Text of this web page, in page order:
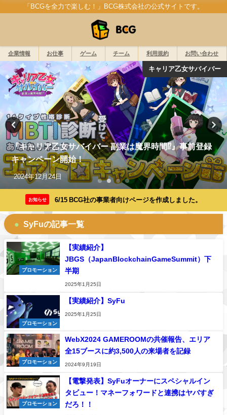
「BCGを全力で楽しむ！」BCG株式会社の公式サイトです。
企業情報 お仕事 ゲーム チーム 利用規約 お問い合わせ
キャリア乙女サバイバー
『キャリア乙女サバイバー 副業は魔界時間⁉』事前登録
キャンペーン開始！
2024年12月24日
お知らせ 6/15 BCG社の事業者向けページを作成しました。
SyFuの記事一覧
プロモーション
【実績紹介】
JBGS（JapanBlockchainGameSummit）下
半期
2025年1月25日
プロモーション
【実績紹介】SyFu
2025年1月25日
プロモーション
WebX2024 GAMEROOMの共催報告、エリア
全15ブースに約3,500人の来場者を記録
2024年9月19日
プロモーション
【電撃発表】SyFuオーナーにスペシャルイン
タビュー！マネーフォワードと連携はヤバすぎ
だろ！！